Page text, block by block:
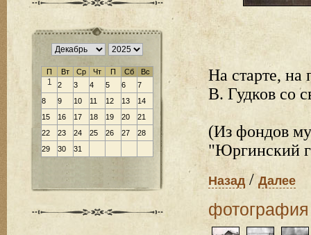
П Вт Ср Чт П Сб Вс
1 2 3 4 5 6
7
8
9 10 11 12 13
14
15
16 17 18 19 20
21
22
23 24 25 26 27
28
29
30 31
На старте,
В. Гудков со
(Из фондов
"Юргинский
Назад /Далее
фотография